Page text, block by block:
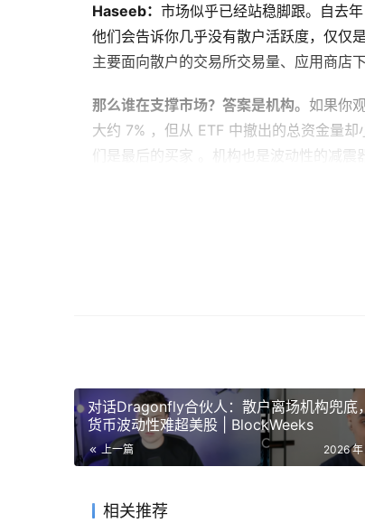
Haseeb： 市场似乎已经站稳脚跟。自去
他们会告诉你几乎没有散户活跃度，仅仅
主要面向散户的交易所交易量、应用商店
那么谁在支撑市场？答案是机构。 如果你
大约 7% ，但从 ETF 中撤出的总资金量
们是最后的买家 。机构也是波动性的减震
所以，ETF 的总规模表明，“聪明钱”普遍
不过留下的不是那种热衷投机的快钱，那
转负时，它就会保持负面状态，一直跌下
散户不仅走了，他们去了哪里呢？
他们转
加密货币更高的资产，黄金甚至比比特币
大打折扣。
对话Dragonfly合伙人：散户离场机构兜底
货币波动性难超美股 | BlockWeeks
上一篇 2026
相关推荐